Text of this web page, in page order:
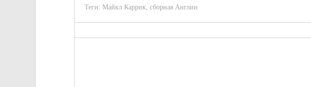
Теги: Майкл Каррик, сборная Англии